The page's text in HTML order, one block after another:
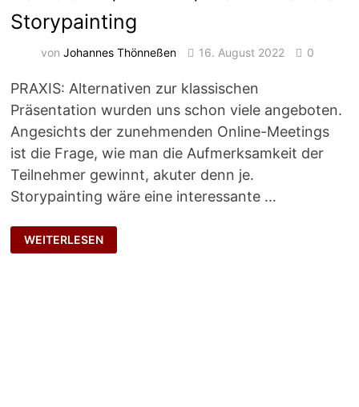
Storypainting
vonJohannes Thönneßen 16. August 2022 0
PRAXIS: Alternativen zur klassischen
Präsentation wurden uns schon viele angeboten.
Angesichts der zunehmenden Online-Meetings
ist die Frage, wie man die Aufmerksamkeit der
Teilnehmer gewinnt, akuter denn je.
Storypainting wäre eine interessante …
STORYPAINTING
WEITERLESEN